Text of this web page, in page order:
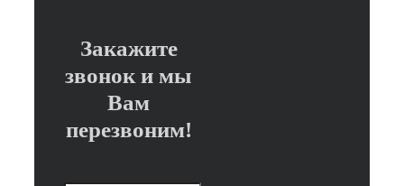
Закажите
звонок и мы
Вам
перезвоним!